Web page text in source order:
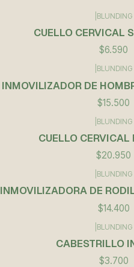
BLUNDING
CUELLO CERVICAL
$6.590
BLUNDING
INMOVILIZADOR DE
$15.500
BLUNDING
CUELLO
$20.950
BLUNDING
INMOVILIZADORA DE
$14.400
BLUNDING
CABESTRILLO
$3.700